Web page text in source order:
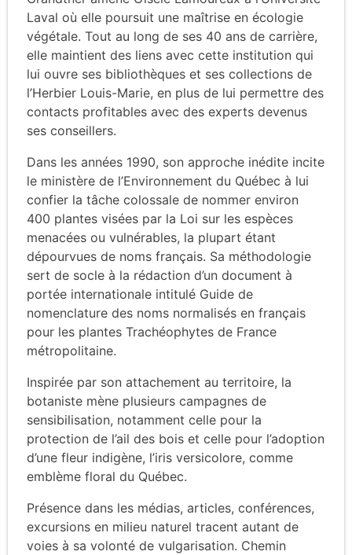
Laval où elle poursuit une maîtrise en écologie
végétale. Tout au long de ses 40 ans de carrière,
elle maintient des liens avec cette institution qui
lui ouvre ses bibliothèques et ses collections de
l’Herbier Louis-Marie, en plus de lui permettre des
contacts profitables avec des experts devenus
ses conseillers.
Dans les années 1990, son approche inédite incite
le ministère de l’Environnement du Québec à lui
confier la tâche colossale de nommer environ
400 plantes visées par la Loi sur les espèces
menacées ou vulnérables, la plupart étant
dépourvues de noms français. Sa méthodologie
sert de socle à la rédaction d’un document à
portée internationale intitulé Guide de
nomenclature des noms normalisés en français
pour les plantes Trachéophytes de France
métropolitaine.
Inspirée par son attachement au territoire, la
botaniste mène plusieurs campagnes de
sensibilisation, notamment celle pour la
protection de l’ail des bois et celle pour l’adoption
d’une fleur indigène, l’iris versicolore, comme
emblème floral du Québec.
Présence dans les médias, articles, conférences,
excursions en milieu naturel tracent autant de
voies à sa volonté de vulgarisation. Chemin